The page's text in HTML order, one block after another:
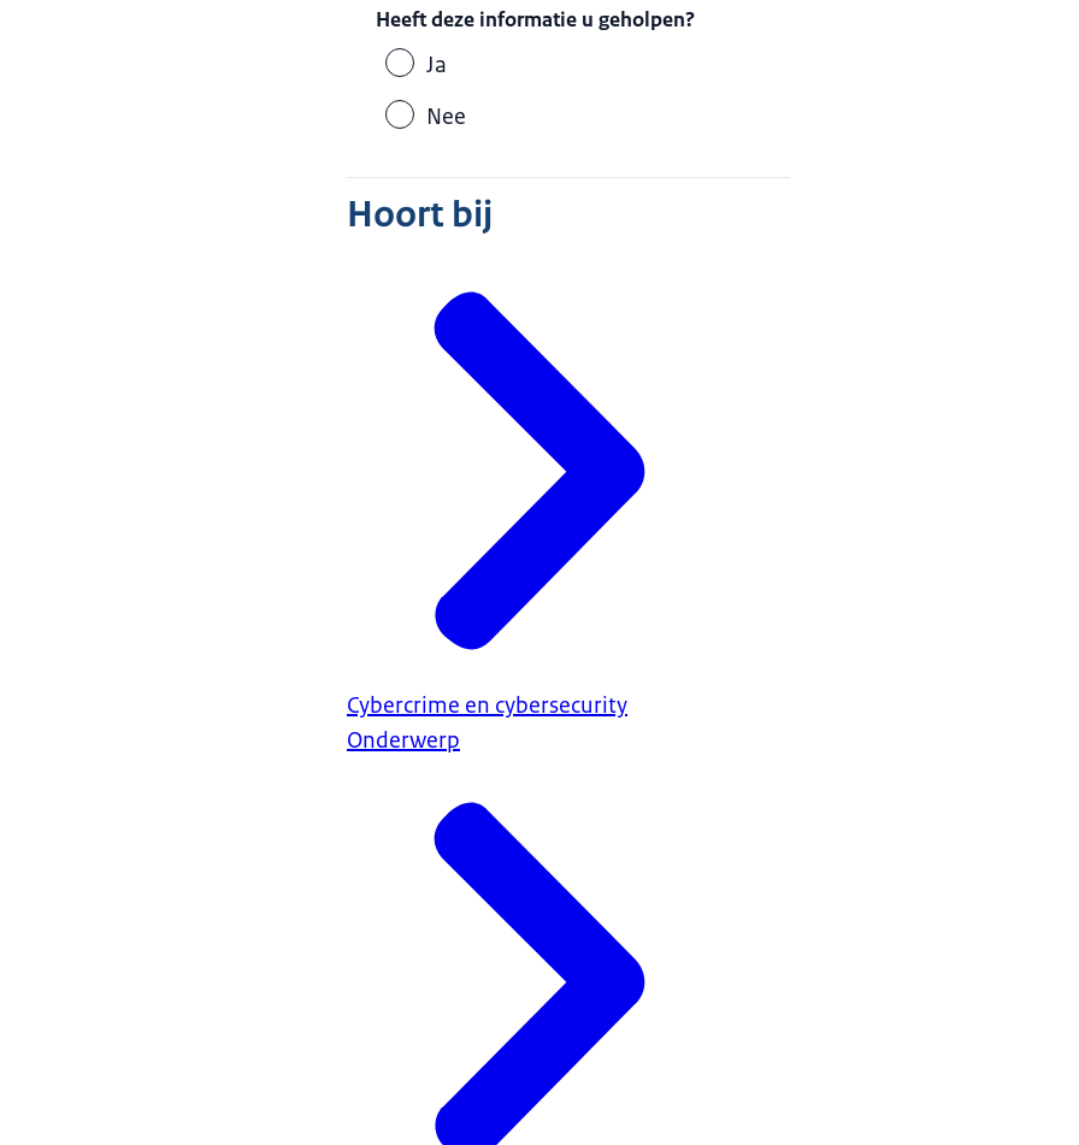
Heeft deze informatie u geholpen?
Ja
Nee
Hoort bij
Cybercrime en cybersecurity
Onderwerp